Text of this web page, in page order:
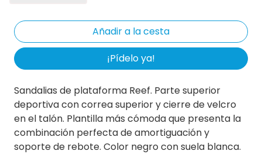
¡Pídelo ya!
Sandalias de plataforma Reef. Parte superior
deportiva con correa superior y cierre de velcro
en el talón. Plantilla más cómoda que presenta la
combinación perfecta de amortiguación y
soporte de rebote. Color negro con suela blanca.